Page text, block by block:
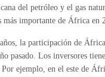
del petróleo y el gas
importante de África en
la participación de
pasado. Los inversores
ejemplo, en el este de